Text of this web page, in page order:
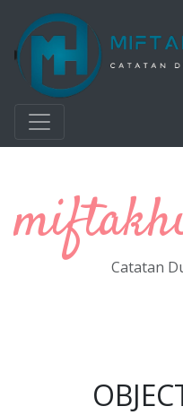
Langsung ke konten utama
Catatan